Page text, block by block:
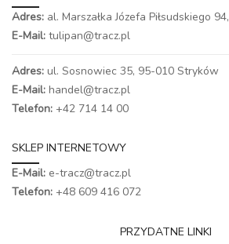
Adres: al. Marszałka Józefa Piłsudskiego 94,
E-Mail: tulipan@tracz.pl
Adres: ul. Sosnowiec 35, 95-010 Stryków
E-Mail: handel@tracz.pl
Telefon: +42 714 14 00
SKLEP INTERNETOWY
E-Mail: e-tracz@tracz.pl
Telefon: +48 609 416 072
PRZYDATNE LINKI